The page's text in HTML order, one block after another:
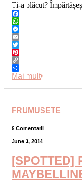
Ți-a plăcut?
Facebook
WhatsApp
Messenger
Email
Twitter
Pinterest
Copy
Link
Share
Mai mult
FRUMUSETE
9 Comentarii
June 3, 2014
[SPOTTED]